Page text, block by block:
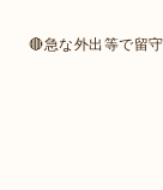
🔴急な外出等で留